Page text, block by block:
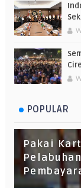
POPULAR
Pakai